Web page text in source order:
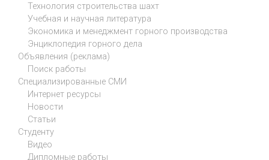
Технология строительства шахт
Учебная и научная литература
Экономика и менеджмент горного производства
Энциклопедия горного дела
Объявления (реклама)
Поиск работы
Специализированные СМИ
Интернет ресурсы
Новости
Статьи
Студенту
Видео
Дипломные работы